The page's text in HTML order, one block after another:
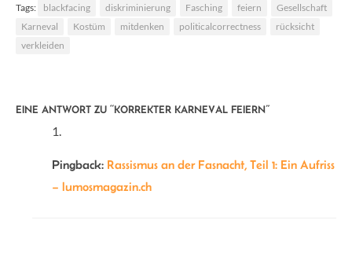
Tags: blackfacing diskriminierung Fasching feiern
Gesellschaft
Karneval
Kostüm mitdenken politicalcorrectness
rücksicht
verkleiden
EINE ANTWORT ZU “KORREKTER KARNEVAL FEIERN”
Pingback: Rassismus an der Fasnacht, Teil 1: Ein Aufriss
– lumosmagazin.ch